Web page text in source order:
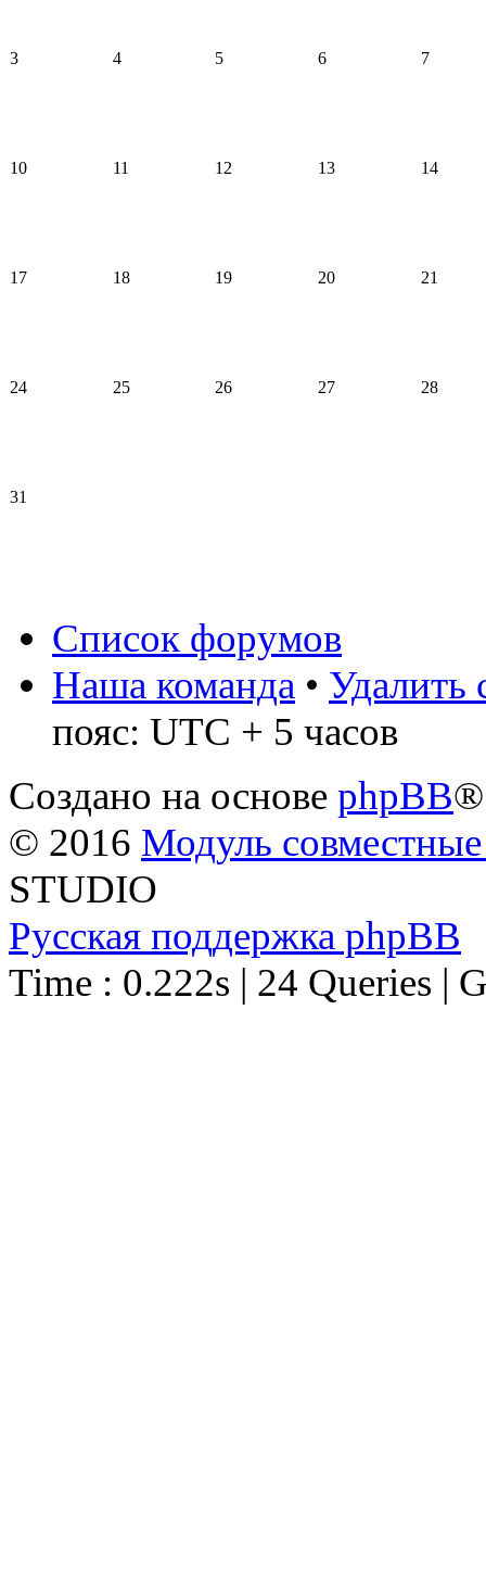
3 4 5 6 7
10 11 12 13 14
17 18 19 20 21
24 25 26 27 28
31
Список форумов
Наша команда • Удалить
пояс: UTC + 5 часов
Создано на основе phpBB®
© 2016 Модуль
STUDIO
Русская поддержка phpBB
Time : 0.222s | 24 Queries |